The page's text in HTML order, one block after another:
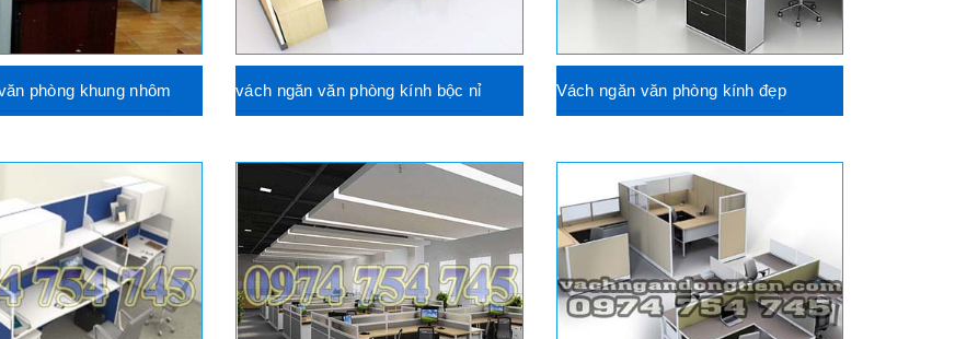
phòng khung nhôm vách ngăn văn phòng kính bộc nỉ Vách ngăn văn phòng kính đẹp